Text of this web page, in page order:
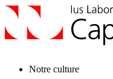
Notre culture